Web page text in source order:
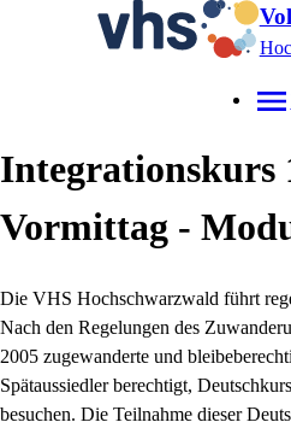
Integrationskurs
Vormittag -
Die VHS Hochschwarzwald führt
Nach den Regelungen des
2005 zugewanderte und
Spätaussiedler berechtigt,
besuchen. Die Teilnahme dieser